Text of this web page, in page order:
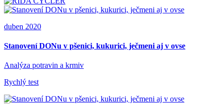
duben 2020
Stanovení DONu v pšenici, kukurici, ječmeni aj v ovse
Analýza potravin a krmiv
Rychlý test